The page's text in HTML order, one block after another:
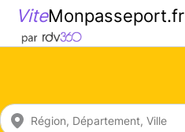
ViteMonpasseport.fr